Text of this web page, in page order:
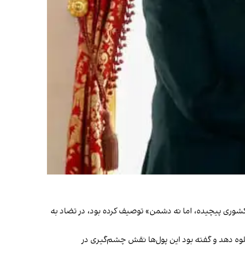
را «کشوری پیچیده، اما نه دشمن» توصیف کرده بود، در تضاد به‌
ماهانه قطر به حماس را کم‌رنگ جلوه دهد و گفته بود این پول‌ها نقش چشم‌گیری در